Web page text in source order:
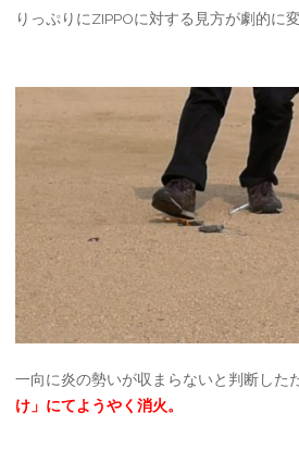
りっぷりにZIPPOに対する見方が劇的に
一向に炎の勢いが収まらないと判断した
け」にてようやく消火。